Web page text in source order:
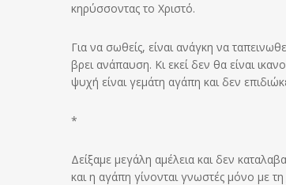
κηρύσσοντας το Χριστό.
Για να σωθείς, είναι ανάγκη να
βρει ανάπαυση. Κι εκεί δεν θα είναι
ψυχή είναι γεμάτη αγάπη και δεν
*
Δείξαμε μεγάλη αμέλεια και δεν
και η αγάπη γίνονται γνωστές μόνο με